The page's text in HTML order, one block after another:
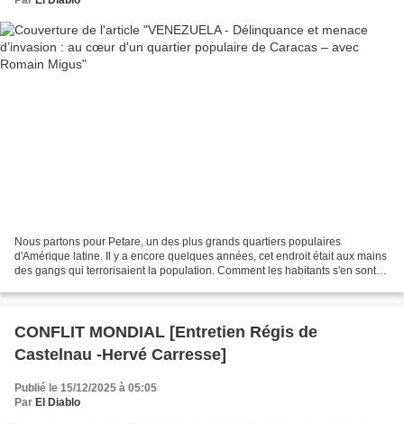
Nous partons pour Petare, un des plus grands quartiers populaires
d'Amérique latine. Il y a encore quelques années, cet endroit était aux mains
des gangs qui terrorisaient la population. Comment les habitants s'en sont-
CONFLIT MONDIAL [Entretien Régis de
Castelnau -Hervé Carresse]
Publié le 15/12/2025 à 05:05
Par El Diablo